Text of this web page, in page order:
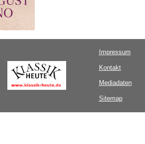
Impressum
Kontakt
Mediadaten
Sitemap